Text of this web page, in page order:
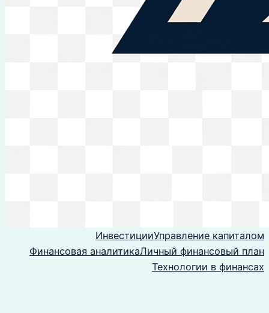
ИнвестицииУправление капиталом
Финансовая аналитикаЛичный финансовый план
Технологии в финансах